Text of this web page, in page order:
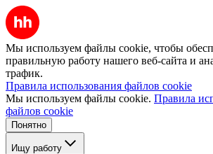
Мы используем файлы cookie, чтобы
правильную работу нашего веб-сайта и
трафик.
Правила использования файлов cookie
Мы используем файлы cookie. Правила
файлов cookie
Понятно
Ищу работу